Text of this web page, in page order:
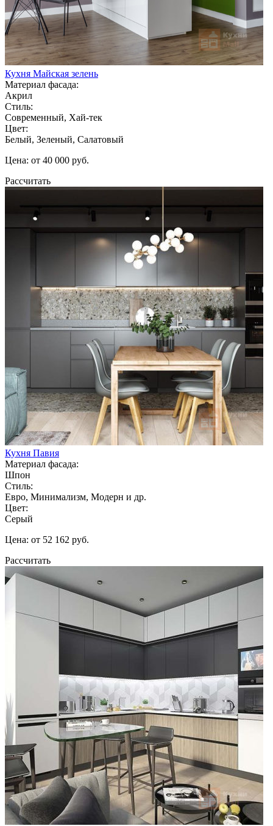
Кухня Майская зелень
Материал фасада:
Акрил
Стиль:
Современный, Хай-тек
Цвет:
Белый, Зеленый, Салатовый
Цена: от 40 000 руб.
Рассчитать
Кухня Павия
Материал фасада:
Шпон
Стиль:
Евро, Минимализм, Модерн и др.
Цвет:
Серый
Цена: от 52 162 руб.
Рассчитать